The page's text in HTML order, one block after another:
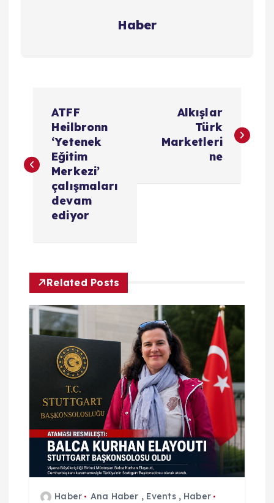
Haber
z
z
n
s
ATFF
Heilbronn
‘Yetenek
Eğitim
Merkezi’
çalışmaları
devam
ediyor
Alkışlar
Türk
Marketleri
ne
Related Posts
Haber Ana Haber , Events, Haber